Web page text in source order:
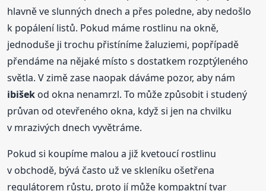
hlavně ve slunných dnech a přes poledne, aby nedošlo
k popálení listů. Pokud máme rostlinu na okně,
jednoduše ji trochu přistíníme žaluziemi, popřípadě
přendáme na nějaké místo s dostatkem rozptýleného
světla. V zimě zase naopak dáváme pozor, aby nám
ibišek od okna nenamrzl. To může způsobit i studený
průvan od otevřeného okna, když si jen na chvilku
v mrazivých dnech vyvětráme.
Pokud si koupíme malou a již kvetoucí rostlinu
v obchodě, bývá často už ve skleníku ošetřena
regulátorem růstu, proto jí může kompaktní tvar